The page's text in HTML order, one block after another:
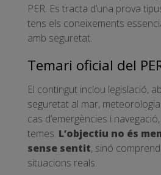
PER. Es tracta d’una prova
tens els coneixements
amb seguretat.
Temari oficial del
El contingut inclou legislació,
seguretat al mar,
cas d’emergències i
temes. L’objectiu no és
sense sentit, sinó
situacions reals.